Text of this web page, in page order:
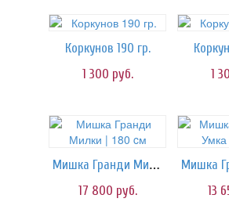
Коркунов 190 гр.
1 300 руб.
1
Мишка Гранди Милки | 180 cм
17 800 руб. 13